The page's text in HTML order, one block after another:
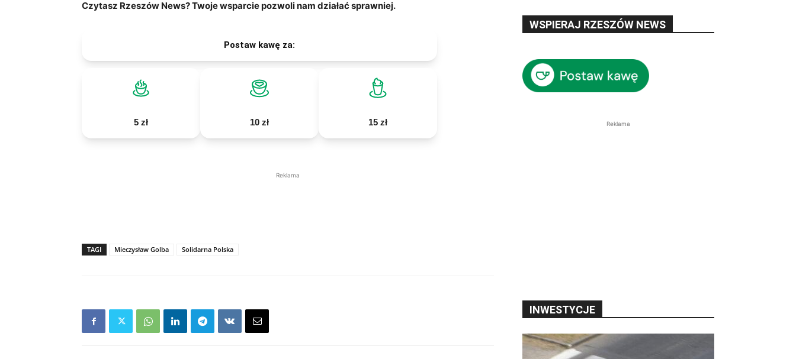
Czytasz Rzeszów News? Twoje wsparcie pozwoli nam działać sprawniej.
Postaw kawę za:
5 zł 10 zł 15 zł
Reklama
TAGI Mieczysław Golba Solidarna Polska
WSPIERAJ RZESZÓW NEWS
Reklama
INWESTYCJE